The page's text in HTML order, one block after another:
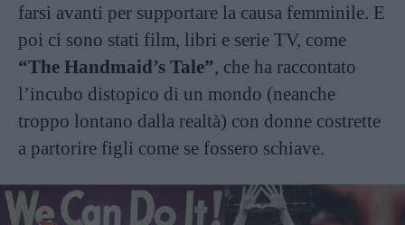
farsi avanti per supportare la causa femminile. E
poi ci sono stati film, libri e serie TV, come
“The Handmaid’s Tale”, che ha raccontato
l’incubo distopico di un mondo (neanche
troppo lontano dalla realtà) con donne costrette
a partorire figli come se fossero schiave.